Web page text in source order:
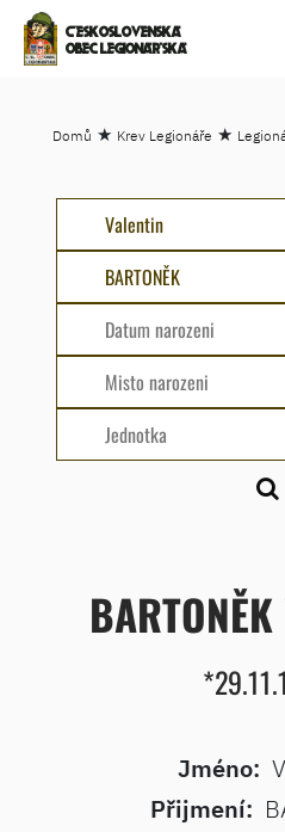
ČESKOSLOVENSKÁ
OBEC LEGIONÁŘSKÁ
Domů ★ Krev Legionáře ★
Jméno:
Přijmení: